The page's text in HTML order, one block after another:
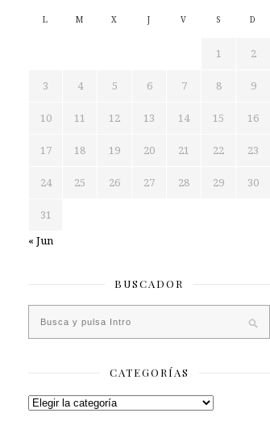
L M X J V S D
1 2
3 4 5 6 7 8 9
10 11 12 13 14 15 16
17 18 19 20 21 22 23
24 25 26 27 28 29 30
31
« Jun
BUSCADOR
CATEGORÍAS
Categorías